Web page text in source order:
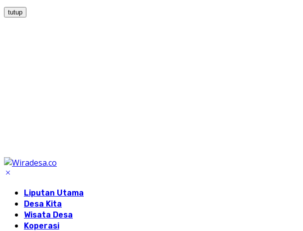
tutup
Liputan Utama
Desa Kita
Wisata Desa
Koperasi